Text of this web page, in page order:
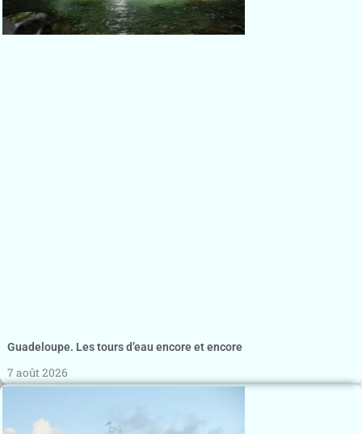
Guadeloupe. Les tours d’eau encore et encore
7 août 2026